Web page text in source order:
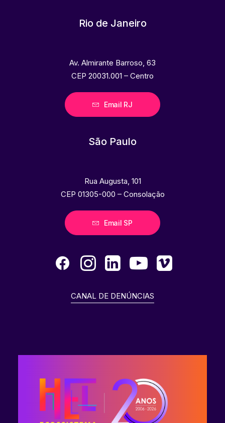
Rio de Janeiro
Av. Almirante Barroso, 63
CEP 20031.001 – Centro
Email RJ
São Paulo
Rua Augusta, 101
CEP 01305-000 – Consolação
Email SP
CANAL DE DENÚNCIAS